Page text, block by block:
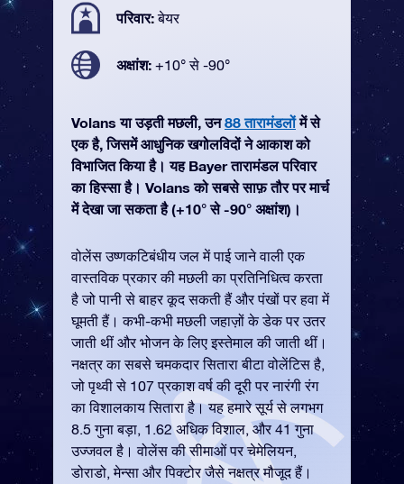
परिवार:बेयर
अक्षांश: +10° से -90°
Volans या उड़ती मछली, उन88 तारामंडलोंमें से
एक है, जिसमें आधुनिक खगोलविदों ने आकाश को
विभाजित किया है। यह Bayer तारामंडल परिवार
का हिस्सा है। Volans को सबसे साफ़ तौर पर मार्च
में देखा जा सकता है (+10° से -90° अक्षांश)।
वोलेंस उष्णकटिबंधीय जल में पाई जाने वाली एक
वास्तविक प्रकार की मछली का प्रतिनिधित्व करता
है जो पानी से बाहर कूद सकती हैं और पंखों पर हवा में
घूमती हैं। कभी-कभी मछली जहाज़ों के डेक पर उतर
जाती थीं और भोजन के लिए इस्तेमाल की जाती थीं।
नक्षत्र का सबसे चमकदार सितारा बीटा वोलेंटिस है,
जो पृथ्वी से 107 प्रकाश वर्ष की दूरी पर नारंगी रंग
का विशालकाय सितारा है। यह हमारे सूर्य से लगभग
8.5 गुना बड़ा, 1.62 अधिक विशाल, और 41 गुना
उज्जवल है। वोलेंस की सीमाओं पर चेमेलियन,
डोराडो, मेन्सा और पिक्टोर जैसे नक्षत्र मौजूद हैं।